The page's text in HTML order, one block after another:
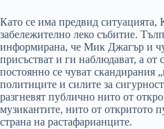
Като се има предвид ситуацията,
забележително леко събитие.
информирана, че Мик Джагър и
присъстват и ги наблюдават, а от
постоянно се чуват скандирания
политиците и силите за сигурност
разгневят публично нито от
музикантите, нито от откритото
страна на растафарианците.